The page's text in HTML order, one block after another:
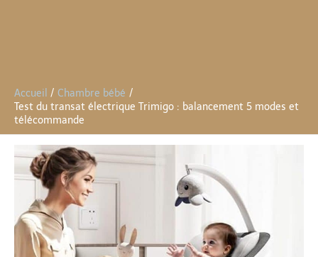
Accueil
Chambre bébé
Test du transat électrique Trimigo : balancement 5 modes et
télécommande